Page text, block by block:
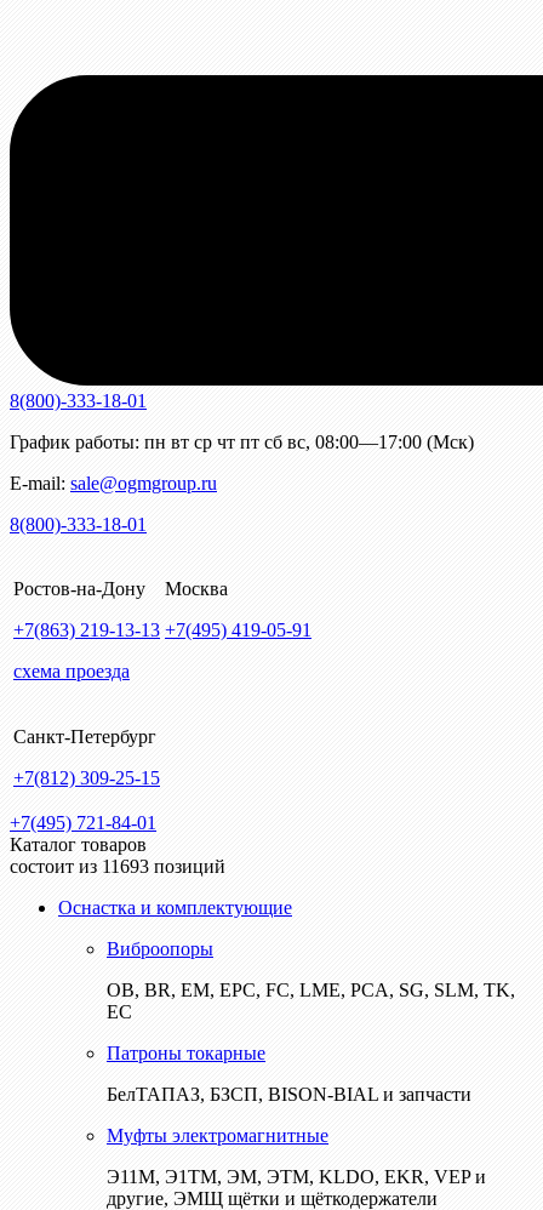
8(800)-333-18-01
График работы: пн вт ср чт пт сб вс, 08:00—17:00 (Мск)
E-mail: sale@ogmgroup.ru
8(800)-333-18-01
Ростов-на-Дону
+7(863) 219-13-13
схема проезда
Москва
+7(495) 419-05-91
Санкт-Петербург
+7(812) 309-25-15
+7(495) 721-84-01
Каталог товаров
состоит из 11693 позиций
Оснастка и комплектующие
Виброопоры
ОВ, BR, EM, EPC, FC, LME, PCA, SG, SLM, TK,
EC
Патроны токарные
БелТАПАЗ, БЗСП, BISON-BIAL и запчасти
Муфты электромагнитные
Э11М, Э1ТМ, ЭМ, ЭТМ, KLDO, EKR, VEP и
другие, ЭМЩ щётки и щёткодержатели